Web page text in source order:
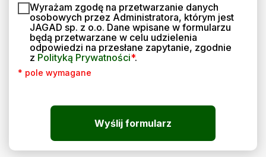
Wyrażam zgodę na przetwarzanie danych
osobowych przez Administratora, którym jest
JAGAD sp. z o.o. Dane wpisane w formularzu
będą przetwarzane w celu udzielenia
odpowiedzi na przesłane zapytanie, zgodnie
z Polityką Prywatności*.
* pole wymagane